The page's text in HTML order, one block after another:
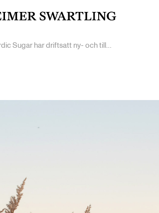
Nordic Sugar har driftsatt ny- och tillbyggnad till sockerbruket i Örtofta